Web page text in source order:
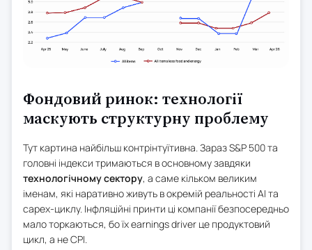
Фондовий ринок: технології
маскують структурну проблему
Тут картина найбільш контрінтуїтивна. Зараз S&P 500 та
головні індекси тримаються в основному завдяки
технологічному сектору, а саме кільком великим
іменам, які наративно живуть в окремій реальності AI та
capex-циклу. Інфляційні принти ці компанії безпосередньо
мало торкаються, бо їх earnings driver це продуктовий
цикл, а не CPI.